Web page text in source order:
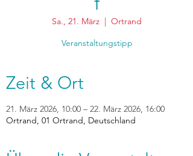
Sa., 21. März
  |
Ortrand
Veranstaltungstipp
Zeit & Ort
21. März 2026, 10:00 – 22. März 2026, 16:00
Ortrand, 01 Ortrand, Deutschland